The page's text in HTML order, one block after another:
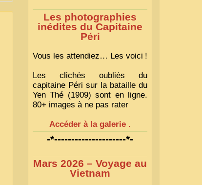
Les photographies
inédites du Capitaine
Péri
Vous les attendiez… Les voici !
Les clichés oubliés du
capitaine Péri sur la bataille du
Yen Thé (1909) sont en ligne.
80+ images à ne pas rater
Accéder à la galerie .
-*---------------------*-
Mars 2026 – Voyage au
Vietnam